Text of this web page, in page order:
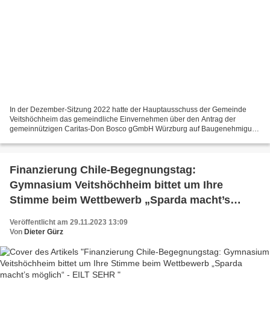
In der Dezember-Sitzung 2022 hatte der Hauptausschuss der Gemeinde
Veitshöchheim das gemeindliche Einvernehmen über den Antrag der
gemeinnützigen Caritas-Don Bosco gGmbH Würzburg auf Baugenehmigung
Finanzierung Chile-Begegnungstag:
Gymnasium Veitshöchheim bittet um Ihre
Stimme beim Wettbewerb „Sparda macht’s
Veröffentlicht am 29.11.2023 13:09
Von Dieter Gürz